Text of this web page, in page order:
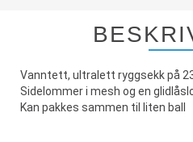
Vanntett, ultralett ryggsekk på
Sidelommer i mesh og en
Kan pakkes sammen til liten ball